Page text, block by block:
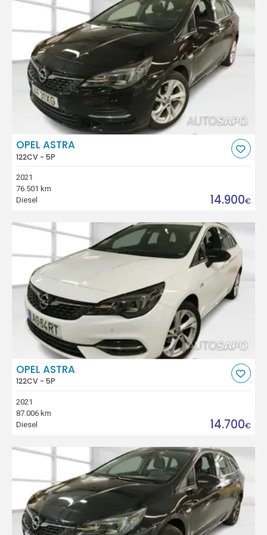
OPEL ASTRA
122CV - 5P
2021
76.501 km
Diesel
14.900€
OPEL ASTRA
122CV - 5P
2021
87.006 km
Diesel
14.700€